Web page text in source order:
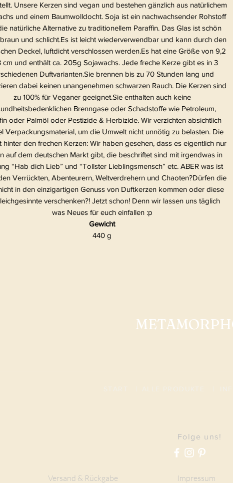
Unsere Kerzen sind vegan und bestehen gänzlich aus natürlichem
und einem Baumwolldocht. Soja ist ein nachwachsender Rohstoff
natürliche Alternative zu traditionellem Paraffin. Das Glas ist schön
und schlicht.Es ist leicht wiederverwendbar und kann durch den
Deckel, luftdicht verschlossen werden.Es hat eine Größe von 9,2
cm und enthält ca. 205g Sojawachs. Jede freche Kerze gibt es in 3
Duftvarianten.Sie brennen bis zu 70 Stunden lang und
dabei keinen unangenehmen schwarzen Rauch. Die Kerzen sind
zu 100% für Veganer geeignet.Sie enthalten auch keine
Brenngase oder Schadstoffe wie Petroleum,
oder Palmöl oder Pestizide & Herbizide. Wir verzichten absichtlich
Verpackungsmaterial, um die Umwelt nicht unnötig zu belasten. Die
hinter den frechen Kerzen: Wir haben gesehen, dass es eigentlich nur
auf dem deutschen Markt gibt, die beschriftet sind mit irgendwas in
“Hab dich Lieb” und “Tollster Lieblingsmensch” etc. ABER was ist
Verrückten, Abenteurern, Weltverdrehern und Chaoten?Dürfen die
in den einzigartigen Genuss von Duftkerzen kommen oder diese
verschenken?! Jetzt schon! Denn wir lassen uns täglich
was Neues für euch einfallen :p
Gewicht
440 g
Folge uns!
Versand & Rückgabe Impressum